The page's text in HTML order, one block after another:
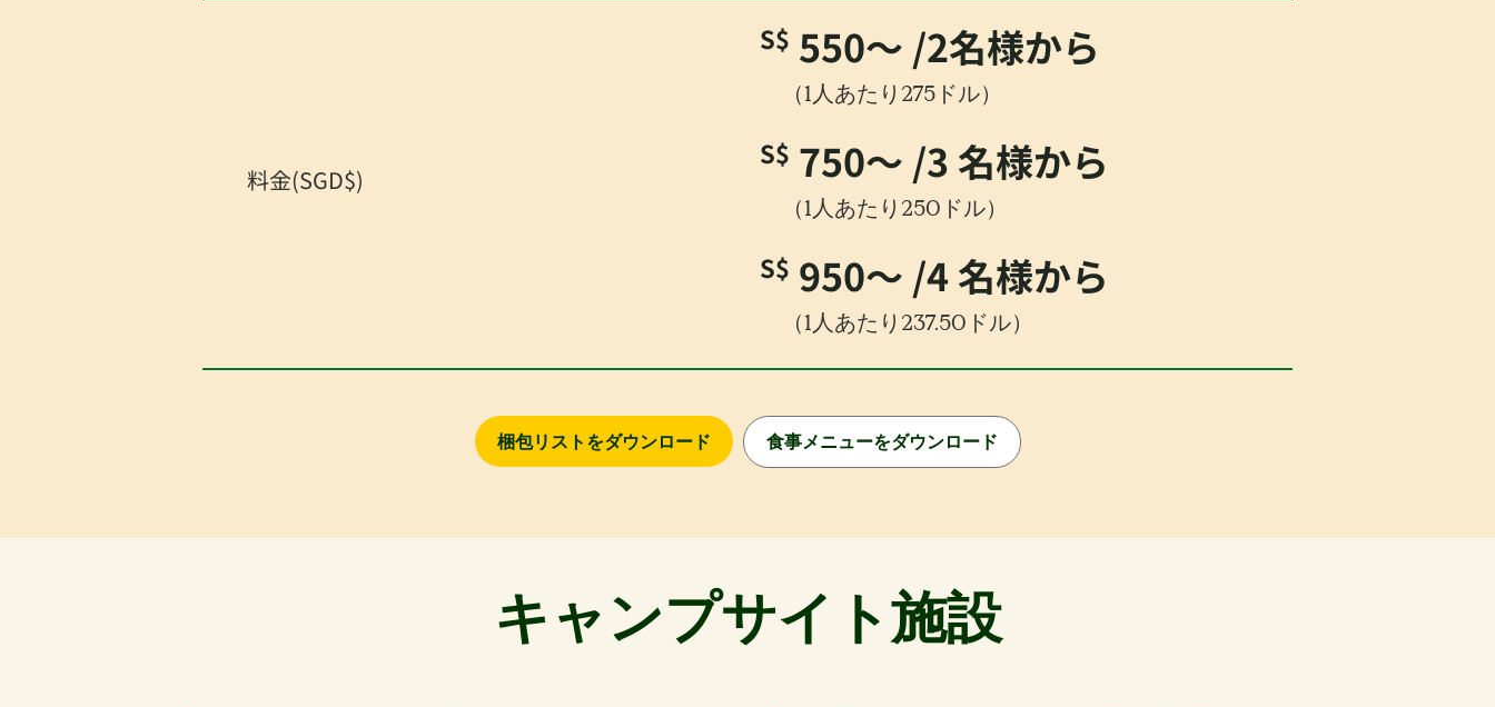
料金(SGD$)
S$ 550〜 /2名様から
（1人あたり275ドル）
S$ 750〜 /3 名様から
（1人あたり250ドル）
S$ 950〜 /4 名様から
（1人あたり237.50ドル）
梱包リストをダウンロード 食事メニューをダウンロード
キャンプサイト施設